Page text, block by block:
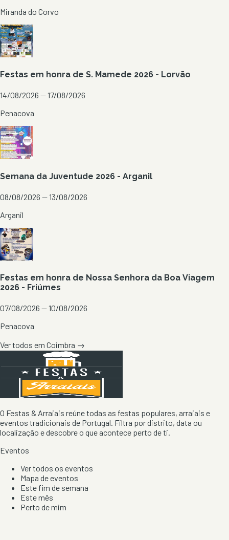
Miranda do Corvo
Festas em honra de S. Mamede 2026 - Lorvão
14/08/2026 — 17/08/2026
Penacova
Semana da Juventude 2026 - Arganil
08/08/2026 — 13/08/2026
Arganil
Festas em honra de Nossa Senhora da Boa Viagem
2026 - Friúmes
07/08/2026 — 10/08/2026
Penacova
Ver todos em Coimbra →
O Festas & Arraiais reúne todas as festas populares, arraiais e
eventos tradicionais de Portugal. Filtra por distrito, data ou
localização e descobre o que acontece perto de ti.
Eventos
Ver todos os eventos
Mapa de eventos
Este fim de semana
Este mês
Perto de mim